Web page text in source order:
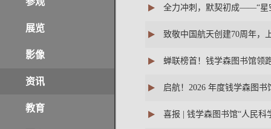
展览
影像
资讯
教育
全力冲刺，默契初成——“星
致敬中国航天创建70周年，
蝉联榜首！钱学森图书馆领
启航！2026 年度钱学森图
喜报 | 钱学森图书馆“人民科